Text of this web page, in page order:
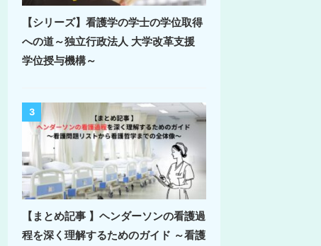
【シリーズ】看護学の学士の学位取得
への道～独立行政法人 大学改革支援
学位授与機構～
3
【まとめ記事 】ヘンダーソンの看護過
程を深く理解するためのガイド ～看護